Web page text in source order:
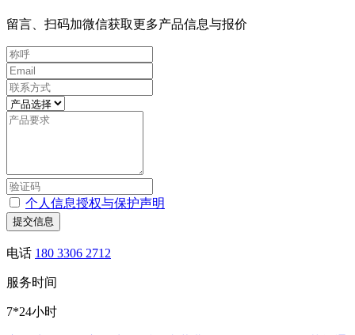
留言、扫码加微信获取更多产品信息与报价
个人信息授权与保护声明
提交信息
电话 180 3306 2712
服务时间
7*24小时